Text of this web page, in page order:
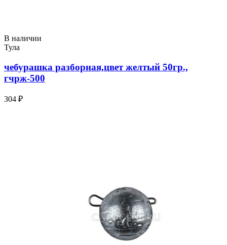
В наличии
Тула
чебурашка разборная,цвет желтый 50гр.,
гчрж-500
304 ₽